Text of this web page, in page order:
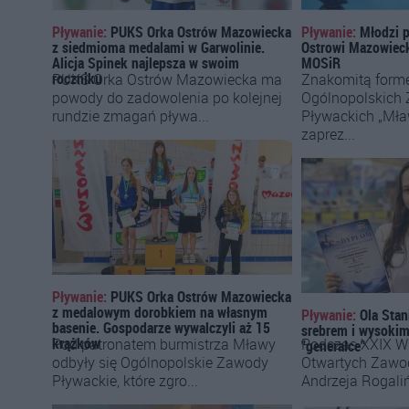
Pływanie: PUKS Orka Ostrów Mazowiecka
z siedmioma medalami w Garwolinie.
Alicja Spinek najlepsza w swoim
roczniku
Pływanie: Młodzi
Ostrowi
MOSiR
PUKS Orka Ostrów Mazowiecka ma
powody do zadowolenia po kolejnej
rundzie zmagań pływa...
Pływanie: PUKS Orka Ostrów Mazowiecka
z medalowym dorobkiem na własnym
basenie. Gospodarze wywalczyli aż 15
krążków
Znakomitą
Ogólnopolskich
Pływackich
zaprez...
Pływanie:Ola
srebrem i
"generalce"
Pod patronatem burmistrza Mławy
odbyły się Ogólnopolskie Zawody
Pływackie, które zgro...
Podczas XXIX
Otwartych
Andrzeja